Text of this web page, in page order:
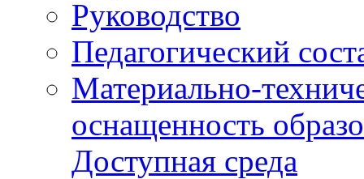
Руководство
Педагогический
Материально-
оснащенность
Доступная среда